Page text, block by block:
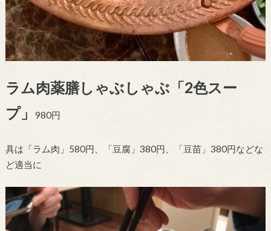
ラム肉薬膳しゃぶしゃぶ「2色スー
プ」
980円
具は「ラム肉」580円、「豆腐」380円、「豆苗」380円などな
ど適当に